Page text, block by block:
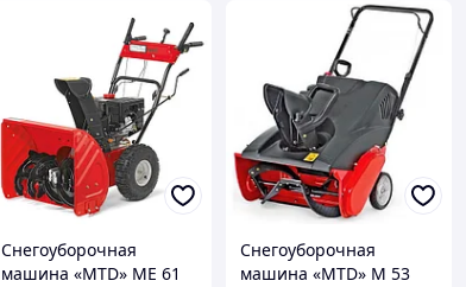
Снегоуборочная
машина «MTD» ME 61
Снегоуборочная
машина «MTD» M 53